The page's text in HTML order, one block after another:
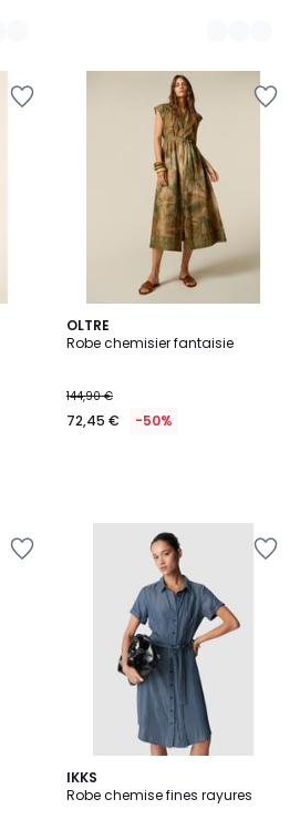
OLTRE
Robe chemisier fantaisie
144,90 €
72,45 € -50%
IKKS
Robe chemise fines rayures